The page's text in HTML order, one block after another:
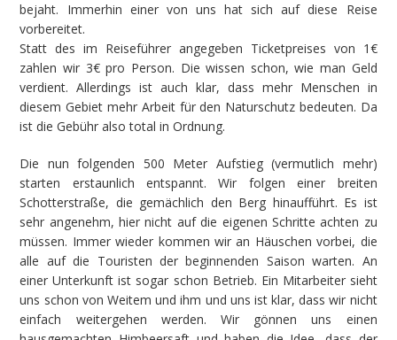
bejaht. Immerhin einer von uns hat sich auf diese Reise
vorbereitet.
Statt des im Reiseführer angegeben Ticketpreises von 1€
zahlen wir 3€ pro Person. Die wissen schon, wie man Geld
verdient. Allerdings ist auch klar, dass mehr Menschen in
diesem Gebiet mehr Arbeit für den Naturschutz bedeuten. Da
ist die Gebühr also total in Ordnung.
Die nun folgenden 500 Meter Aufstieg (vermutlich mehr)
starten erstaunlich entspannt. Wir folgen einer breiten
Schotterstraße, die gemächlich den Berg hinaufführt. Es ist
sehr angenehm, hier nicht auf die eigenen Schritte achten zu
müssen. Immer wieder kommen wir an Häuschen vorbei, die
alle auf die Touristen der beginnenden Saison warten. An
einer Unterkunft ist sogar schon Betrieb. Ein Mitarbeiter sieht
uns schon von Weitem und ihm und uns ist klar, dass wir nicht
einfach weitergehen werden. Wir gönnen uns einen